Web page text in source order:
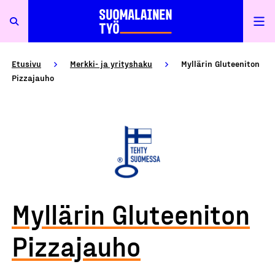
Etusivu Merkki- ja yrityshaku
Myllärin Gluteeniton
Pizzajauho
Myllärin Gluteeniton
Pizzajauho